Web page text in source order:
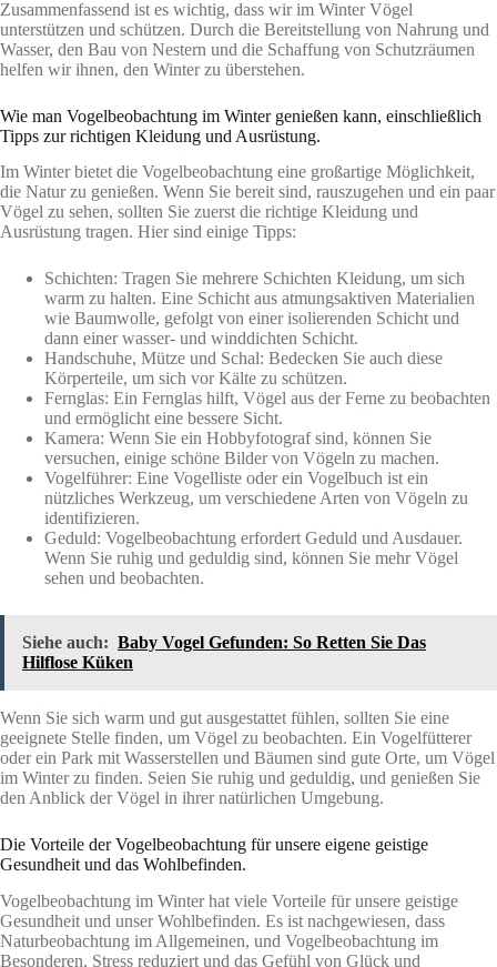
Zusammenfassend ist es wichtig, dass wir im Winter Vögel
unterstützen und schützen. Durch die Bereitstellung von Nahrung und
Wasser, den Bau von Nestern und die Schaffung von Schutzräumen
helfen wir ihnen, den Winter zu überstehen.
Wie man Vogelbeobachtung im Winter genießen kann, einschließlich
Tipps zur richtigen Kleidung und Ausrüstung.
Im Winter bietet die Vogelbeobachtung eine großartige Möglichkeit,
die Natur zu genießen. Wenn Sie bereit sind, rauszugehen und ein paar
Vögel zu sehen, sollten Sie zuerst die richtige Kleidung und
Ausrüstung tragen. Hier sind einige Tipps:
Schichten: Tragen Sie mehrere Schichten Kleidung, um sich
warm zu halten. Eine Schicht aus atmungsaktiven Materialien
wie Baumwolle, gefolgt von einer isolierenden Schicht und
dann einer wasser- und winddichten Schicht.
Handschuhe, Mütze und Schal: Bedecken Sie auch diese
Körperteile, um sich vor Kälte zu schützen.
Fernglas: Ein Fernglas hilft, Vögel aus der Ferne zu beobachten
und ermöglicht eine bessere Sicht.
Kamera: Wenn Sie ein Hobbyfotograf sind, können Sie
versuchen, einige schöne Bilder von Vögeln zu machen.
Vogelführer: Eine Vogelliste oder ein Vogelbuch ist ein
nützliches Werkzeug, um verschiedene Arten von Vögeln zu
identifizieren.
Geduld: Vogelbeobachtung erfordert Geduld und Ausdauer.
Wenn Sie ruhig und geduldig sind, können Sie mehr Vögel
sehen und beobachten.
Siehe auch: Baby Vogel Gefunden: So Retten Sie Das
Hilflose Küken
Wenn Sie sich warm und gut ausgestattet fühlen, sollten Sie eine
geeignete Stelle finden, um Vögel zu beobachten. Ein Vogelfütterer
oder ein Park mit Wasserstellen und Bäumen sind gute Orte, um Vögel
im Winter zu finden. Seien Sie ruhig und geduldig, und genießen Sie
den Anblick der Vögel in ihrer natürlichen Umgebung.
Die Vorteile der Vogelbeobachtung für unsere eigene geistige
Gesundheit und das Wohlbefinden.
Vogelbeobachtung im Winter hat viele Vorteile für unsere geistige
Gesundheit und unser Wohlbefinden. Es ist nachgewiesen, dass
Naturbeobachtung im Allgemeinen, und Vogelbeobachtung im
Besonderen, Stress reduziert und das Gefühl von Glück und